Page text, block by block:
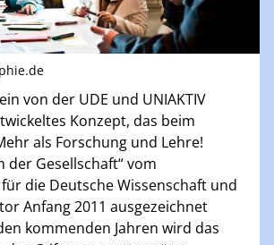
ein von der UDE und UNIAKTIV
Konzept, das beim
als Forschung und Lehre!
der Gesellschaft“ vom
die Deutsche Wissenschaft und
Anfang 2011 ausgezeichnet
kommenden Jahren wird das